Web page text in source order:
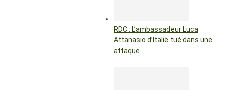
RDC : L’ambassadeur Luca
Attanasio d’Italie tué dans une
attaque